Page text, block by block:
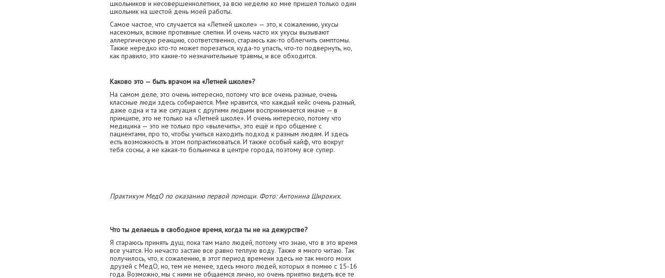
школьников и несовершеннолетних, за всю неделю ко мне пришел только один
школьник на шестой день моей работы.
Самое частое, что случается на «Летней школе» — это, к сожалению, укусы
насекомых, всякие противные слепни. И очень часто их укусы вызывают
аллергическую реакцию, соответственно, стараюсь как-то облегчить симптомы.
Также нередко кто-то может порезаться, куда-то упасть, что-то подвернуть, но,
как правило, это какие-то незначительные травмы, и все обходится.
Каково это — быть врачом на «Летней школе»?
На самом деле, это очень интересно, потому что все очень разные, очень
классные люди здесь собираются. Мне нравится, что каждый кейс очень разный,
даже одна и та же ситуация с другими людьми воспринимается иначе — в
принципе, это не только на «Летней школе». И очень интересно, потому что
медицина — это не только про «вылечить», это ещё и про общение с
пациентами, про то, чтобы учиться находить подход к разным людям. И здесь
есть возможность в этом попрактиковаться. И также особый кайф, что вокруг
тебя сосны, а не какая-то больничка в центре города, поэтому все супер.
Практикум МедО по оказанию первой помощи. Фото: Антонина Широких.
Что ты делаешь в свободное время, когда ты не на дежурстве?
Я стараюсь принять душ, пока там мало людей, потому что знаю, что в это время
все учатся. Но нечасто застаю все равно теплую воду. Также я много читаю. Так
получилось, что, к сожалению, в этот период времени здесь не так много моих
друзей с МедО, но, тем не менее, здесь много людей, которых я помню с 15-16
года. Возможно, мы с ними не общаемся лично, но очень приятно видеть все те